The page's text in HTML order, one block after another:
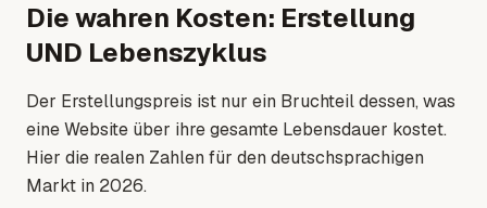
Die wahren Kosten: Erstellung
UND Lebenszyklus
Der Erstellungspreis ist nur ein Bruchteil dessen, was
eine Website über ihre gesamte Lebensdauer kostet.
Hier die realen Zahlen für den deutschsprachigen
Markt in 2026.